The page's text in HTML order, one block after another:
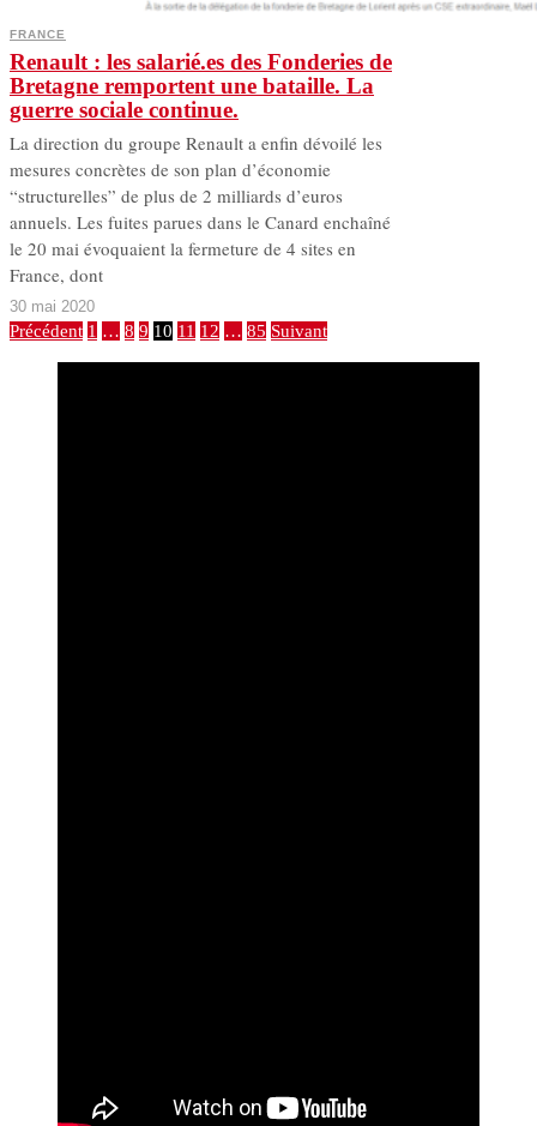
FRANCE
Renault : les salarié.es des Fonderies de
Bretagne remportent une bataille. La
guerre sociale continue.
La direction du groupe Renault a enfin dévoilé les
mesures concrètes de son plan d’économie
“structurelles” de plus de 2 milliards d’euros
annuels. Les fuites parues dans le Canard enchaîné
le 20 mai évoquaient la fermeture de 4 sites en
France, dont
30 mai 2020
Précédent 1 … 8 9 10 11 12 … 85 Suivant